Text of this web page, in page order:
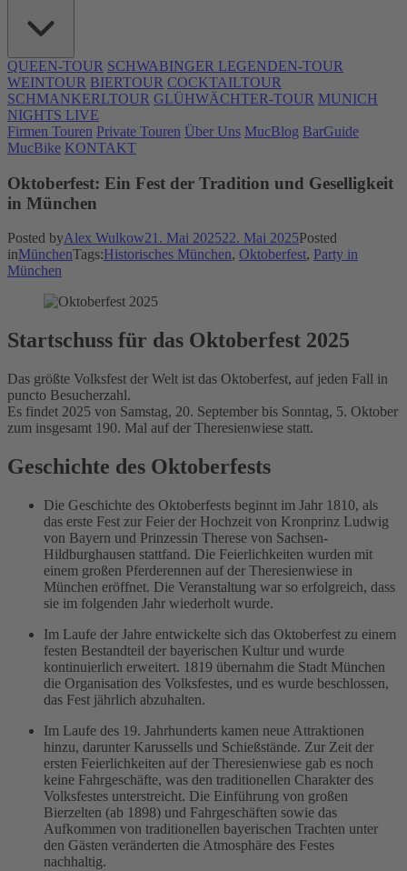
QUEEN-TOUR SCHWABINGER LEGENDEN-TOUR
WEINTOUR BIERTOUR COCKTAILTOUR
SCHMANKERLTOUR GLÜHWÄCHTER-TOUR MUNICH
NIGHTS LIVE
Firmen Touren Private Touren Über Uns MucBlog BarGuide
MucBike KONTAKT
Oktoberfest: Ein Fest der Tradition und Geselligkeit
in München
Posted byAlex Wulkow21. Mai 202522. Mai 2025Posted
inMünchenTags:Historisches München, Oktoberfest, Party in
München
Startschuss für das Oktoberfest 2025
Das größte Volksfest der Welt ist das Oktoberfest, auf jeden Fall in
puncto Besucherzahl.
Es findet 2025 von Samstag, 20. September bis Sonntag, 5. Oktober
zum insgesamt 190. Mal auf der Theresienwiese statt.
Geschichte des Oktoberfests
Die Geschichte des Oktoberfests beginnt im Jahr 1810, als
das erste Fest zur Feier der Hochzeit von Kronprinz Ludwig
von Bayern und Prinzessin Therese von Sachsen-
Hildburghausen stattfand. Die Feierlichkeiten wurden mit
einem großen Pferderennen auf der Theresienwiese in
München eröffnet. Die Veranstaltung war so erfolgreich, dass
sie im folgenden Jahr wiederholt wurde.
Im Laufe der Jahre entwickelte sich das Oktoberfest zu einem
festen Bestandteil der bayerischen Kultur und wurde
kontinuierlich erweitert. 1819 übernahm die Stadt München
die Organisation des Volksfestes, und es wurde beschlossen,
das Fest jährlich abzuhalten.
Im Laufe des 19. Jahrhunderts kamen neue Attraktionen
hinzu, darunter Karussells und Schießstände. Zur Zeit der
ersten Feierlichkeiten auf der Theresienwiese gab es noch
keine Fahrgeschäfte, was den traditionellen Charakter des
Volksfestes unterstreicht. Die Einführung von großen
Bierzelten (ab 1898) und Fahrgeschäften sowie das
Aufkommen von traditionellen bayerischen Trachten unter
den Gästen veränderten die Atmosphäre des Festes
nachhaltig.